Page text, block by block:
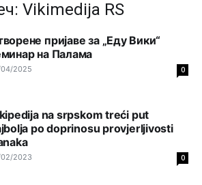
Vikimedija RS
пријаве за „Еду Вики“
на Палама
2025 0
na srpskom treći put
po doprinosu provjerljivosti
2023 0
me meze.
8/7/2026
8/7/2026 12:34
vode bogati i podobni,narod hoce